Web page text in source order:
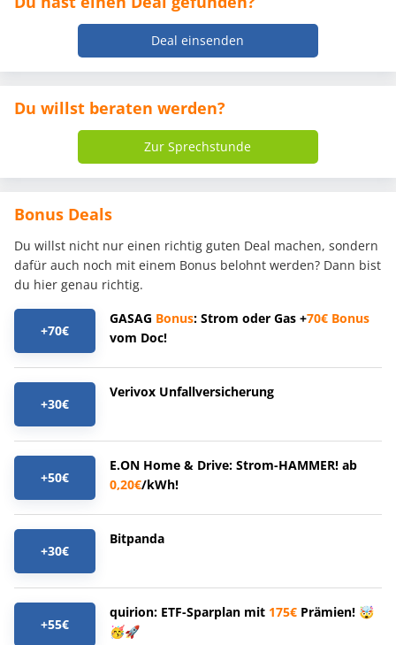
Deal einsenden
Du willst beraten werden?
Zur Sprechstunde
Bonus Deals
Du willst nicht nur einen richtig guten Deal machen, sondern
dafür auch noch mit einem Bonus belohnt werden? Dann bist
du hier genau richtig.
+70€
GASAG Bonus: Strom oder Gas +70€ Bonus
vom Doc!
+30€
Verivox Unfallversicherung
+50€
E.ON Home & Drive: Strom-HAMMER! ab
0,20€/kWh!
+30€
Bitpanda
+55€
quirion: ETF-Sparplan mit 175€ Prämien! 🤯
🥳🚀